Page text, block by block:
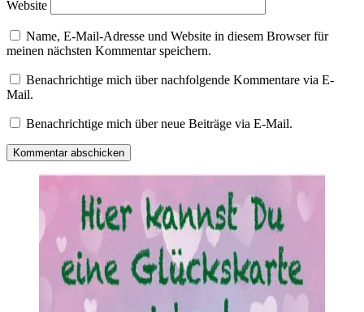
Website
Name, E-Mail-Adresse und Website in diesem Browser für
meinen nächsten Kommentar speichern.
Benachrichtige mich über nachfolgende Kommentare via E-
Mail.
Benachrichtige mich über neue Beiträge via E-Mail.